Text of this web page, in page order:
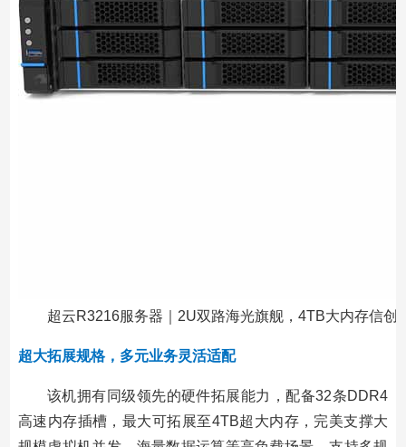
超云R3216服务器｜2U双路海光旗舰，4TB大内存信创
超大拓展规格，多元业务灵活适配
该机拥有同级领先的硬件拓展能力，配备32条DDR4
高速内存插槽，最大可拓展至4TB超大内存，完美支撑大